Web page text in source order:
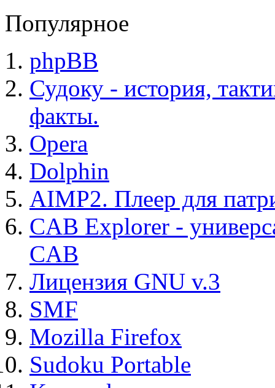
Популярное
phpBB
Судоку - история,
факты.
Opera
Dolphin
AIMP2. Плеер для
CAB Explorer -
CAB
Лицензия GNU v.3
SMF
Mozilla Firefox
Sudoku Portable